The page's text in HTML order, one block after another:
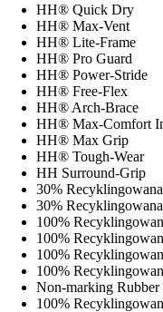
HH® Quick Dry
HH® Max-Vent
HH® Lite-Frame
HH® Pro Guard
HH® Power-Stride
HH® Free-Flex
HH® Arch-Brace
HH® Max-Comfort
HH® Max Grip
HH® Tough-Wear
HH Surround-Grip
30%
30%
100%
100%
100%
100%
Non-marking Rubber
100%